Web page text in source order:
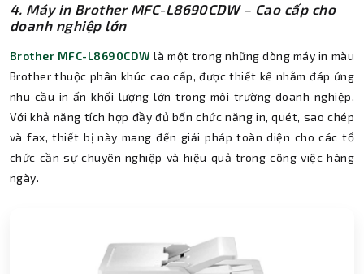
4. Máy in Brother MFC-L8690CDW – Cao cấp cho
doanh nghiệp lớn
Brother MFC-L8690CDW là một trong những dòng máy in màu
Brother thuộc phân khúc cao cấp, được thiết kế nhằm đáp ứng
nhu cầu in ấn khối lượng lớn trong môi trường doanh nghiệp.
Với khả năng tích hợp đầy đủ bốn chức năng in, quét, sao chép
và fax, thiết bị này mang đến giải pháp toàn diện cho các tổ
chức cần sự chuyên nghiệp và hiệu quả trong công việc hàng
ngày.